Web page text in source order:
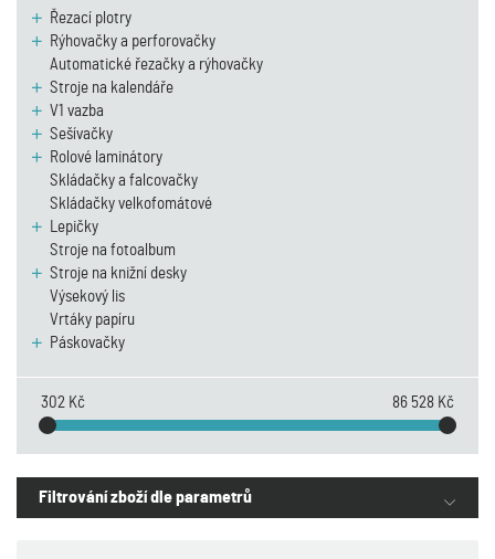
Řezací plotry
Rýhovačky a perforovačky
Automatické řezačky a rýhovačky
Stroje na kalendáře
V1 vazba
Sešívačky
Rolové laminátory
Skládačky a falcovačky
Skládačky velkofomátové
Lepičky
Stroje na fotoalbum
Stroje na knižní desky
Výsekový lis
Vrtáky papíru
Páskovačky
302 Kč 86 528 Kč
Filtrování zboží dle parametrů